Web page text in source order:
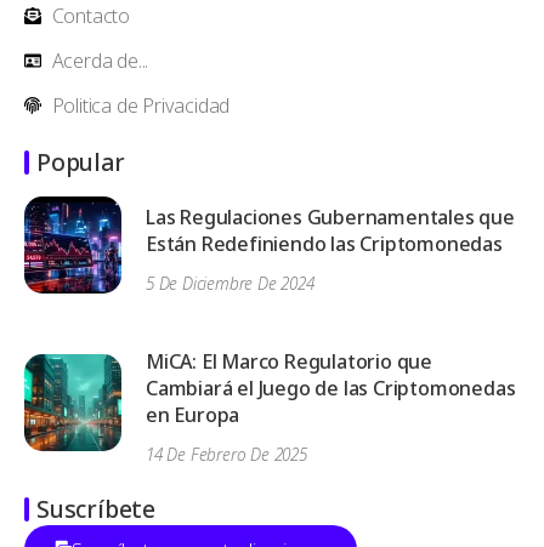
Contacto
Acerda de...
Politica de Privacidad
Popular
Las Regulaciones Gubernamentales que
Están Redefiniendo las Criptomonedas
5 De Diciembre De 2024
MiCA: El Marco Regulatorio que
Cambiará el Juego de las Criptomonedas
en Europa
14 De Febrero De 2025
Suscríbete